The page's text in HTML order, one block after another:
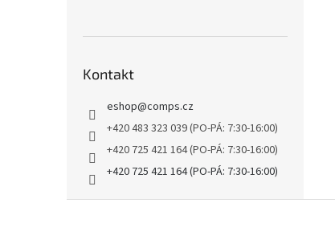
Kontakt
eshop@comps.cz
+420 483 323 039 (PO-PÁ: 7:30-16:00)
+420 725 421 164 (PO-PÁ: 7:30-16:00)
+420 725 421 164 (PO-PÁ: 7:30-16:00)